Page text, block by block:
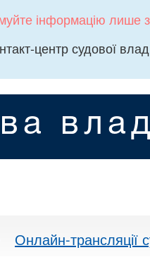
інформацію лише
центр судової
Онлайн-трансляції